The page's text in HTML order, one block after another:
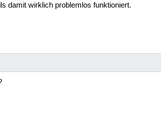
damit wirklich problemlos funktioniert.